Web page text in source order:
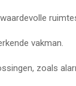
vakman.
zoals